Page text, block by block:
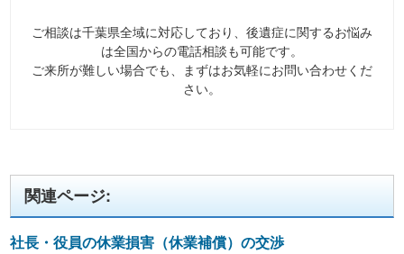
ご相談は千葉県全域に対応しており、後遺症に関するお悩み
は全国からの電話相談も可能です。
ご来所が難しい場合でも、まずはお気軽にお問い合わせくだ
さい。
関連ページ:
社長・役員の休業損害（休業補償）の交渉